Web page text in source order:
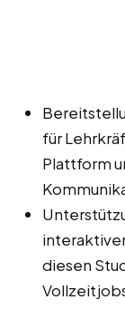
für
Plattform
diesen